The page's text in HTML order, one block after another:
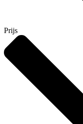
Prijs